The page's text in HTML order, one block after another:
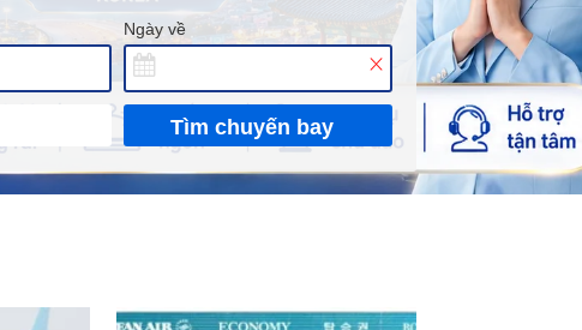
Ngày về
Tìm chuyến bay